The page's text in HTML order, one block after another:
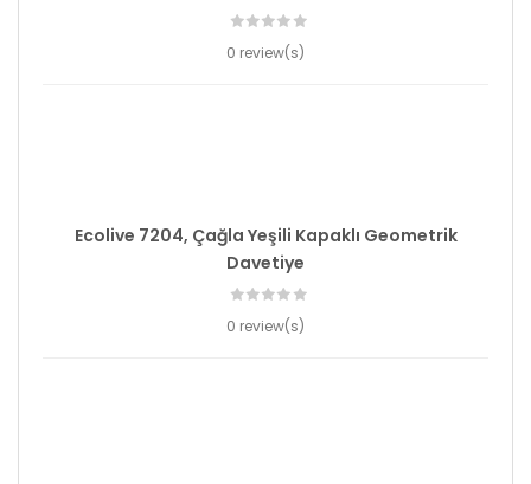
0 review(s)
Ecolive 7204, Çağla Yeşili Kapaklı Geometrik
Davetiye
0 review(s)